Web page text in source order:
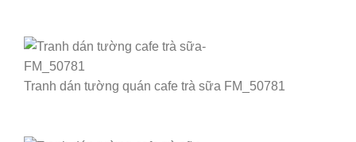
Tranh dán tường quán cafe trà sữa FM_50781